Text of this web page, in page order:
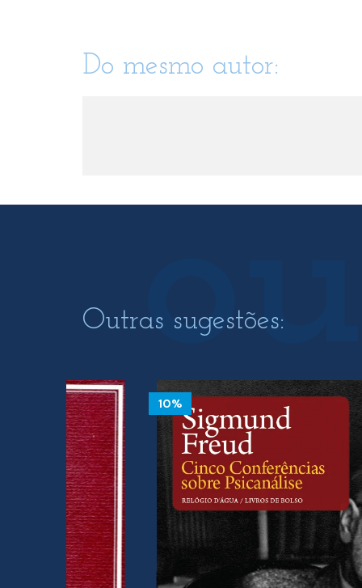
Do mesmo autor:
Outras sugestões:
10%